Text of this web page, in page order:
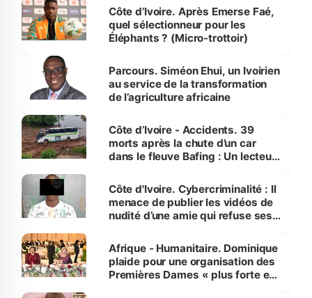
Côte d’Ivoire. Après Emerse Faé,
quel sélectionneur pour les
Éléphants ? (Micro-trottoir)
Parcours. Siméon Ehui, un Ivoirien
au service de la transformation
de l’agriculture africaine
Côte d’Ivoire - Accidents. 39
morts après la chute d’un car
dans le fleuve Bafing : Un lecteur
des Transports
Côte d'Ivoire. Cybercriminalité : Il
menace de publier les vidéos de
nudité d’une amie qui refuse ses
Afrique - Humanitaire. Dominique
plaide pour une organisation des
Premières Dames « plus forte et